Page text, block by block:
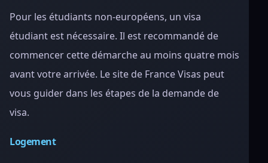
Pour les étudiants non-européens, un visa
étudiant est nécessaire. Il est recommandé de
commencer cette démarche au moins quatre mois
avant votre arrivée. Le site de France Visas peut
vous guider dans les étapes de la demande de
visa.
Logement